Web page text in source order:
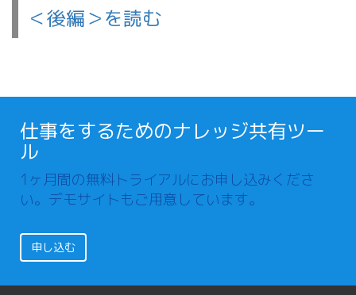
＜後編＞を読む
仕事をするためのナレッジ共有ツー
ル
1ヶ月間の無料トライアルにお申し込みくださ
い。デモサイトもご用意しています。
申し込む